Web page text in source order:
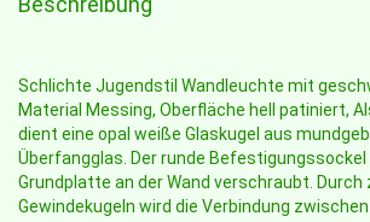
Schlichte Jugendstil Wandleuchte mit
Material Messing, Oberfläche hell patiniert,
dient eine opal weiße Glaskugel aus
Überfangglas. Der runde
Grundplatte an der Wand verschraubt. Durch
Gewindekugeln wird die Verbindung